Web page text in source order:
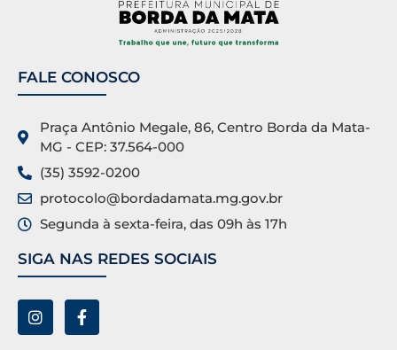
FALE CONOSCO
Praça Antônio Megale, 86, Centro Borda da Mata-
MG - CEP: 37.564-000
(35) 3592-0200
protocolo@bordadamata.mg.gov.br
Segunda à sexta-feira, das 09h às 17h
SIGA NAS REDES SOCIAIS